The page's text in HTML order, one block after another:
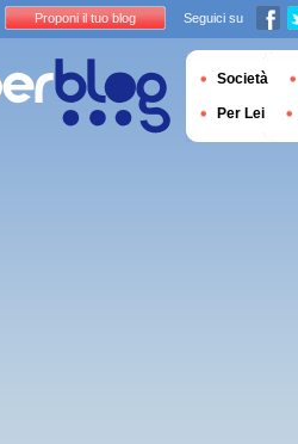
Proponi il tuo blog Seguici su
Società
Per Lei